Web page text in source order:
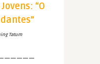
“O
Tatum